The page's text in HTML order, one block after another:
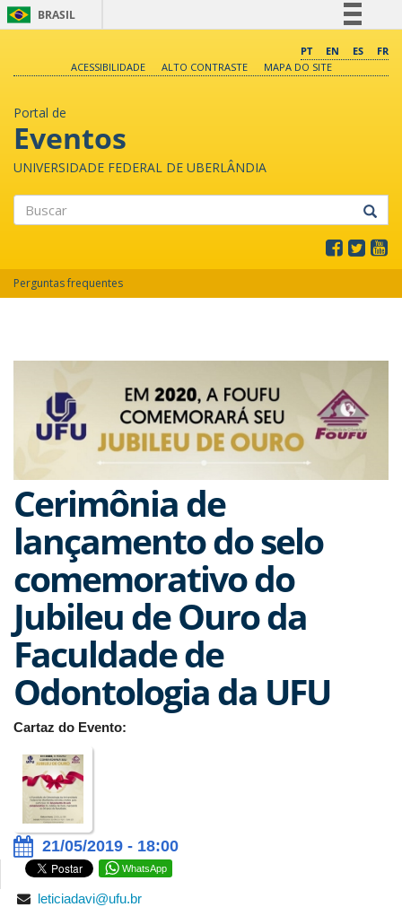
BRASIL
Comunica BR
PT EN ES
FR
ACESSIBILIDADE
ALTO CONTRASTE MAPA DO SITE
Portal de
Eventos
UNIVERSIDADE FEDERAL DE UBERLÂNDIA
Perguntas frequentes
Cerimônia de
lançamento do selo
comemorativo do
Jubileu de Ouro da
Faculdade de
Odontologia da UFU
Cartaz do Evento:
21/05/2019 - 18:00
WhatsApp
leticiadavi@ufu.br